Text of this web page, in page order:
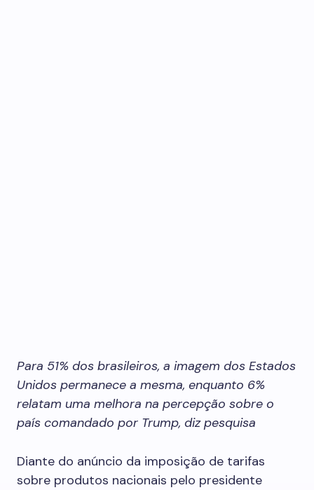
Para 51% dos brasileiros, a imagem dos Estados
Unidos permanece a mesma, enquanto 6%
relatam uma melhora na percepção sobre o
país comandado por Trump, diz pesquisa
Diante do anúncio da imposição de tarifas
sobre produtos nacionais pelo presidente